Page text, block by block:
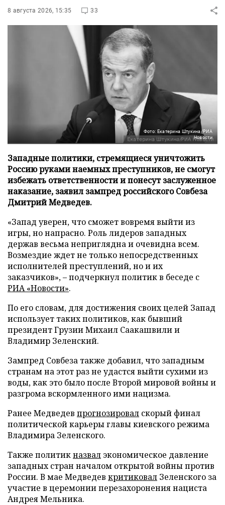
8 августа 2026, 15:35 33
Фото: Екатерина Штукина/РИА
Новости
Западные политики, стремящиеся уничтожить
Россию руками наемных преступников, не смогут
избежать ответственности и понесут заслуженное
наказание, заявил зампред российского Совбеза
Дмитрий Медведев.
«Запад уверен, что сможет вовремя выйти из
игры, но напрасно. Роль лидеров западных
держав весьма неприглядна и очевидна всем.
Возмездие ждет не только непосредственных
исполнителей преступлений, но и их
заказчиков», – подчеркнул политик в беседе с
РИА «Новости».
По его словам, для достижения своих целей Запад
использует таких политиков, как бывший
президент Грузии Михаил Саакашвили и
Владимир Зеленский.
Зампред Совбеза также добавил, что западным
странам на этот раз не удастся выйти сухими из
воды, как это было после Второй мировой войны и
разгрома вскормленного ими нацизма.
Ранее Медведев прогнозировал скорый финал
политической карьеры главы киевского режима
Владимира Зеленского.
Также политикназвал экономическое давление
западных стран началом открытой войны против
России. В мае Медведев критиковал Зеленского за
участие в церемонии перезахоронения нациста
Андрея Мельника.